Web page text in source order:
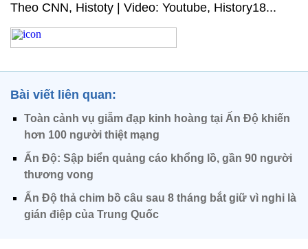
Theo CNN, Histoty | Video: Youtube, History18...
Bài viết liên quan:
Toàn cảnh vụ giẫm đạp kinh hoàng tại Ấn Độ khiến
hơn 100 người thiệt mạng
Ấn Độ: Sập biển quảng cáo khổng lồ, gần 90 người
thương vong
Ấn Độ thả chim bồ câu sau 8 tháng bắt giữ vì nghi là
gián điệp của Trung Quốc